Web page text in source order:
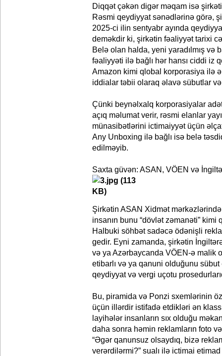
Diqqət çəkən digər məqam isə
Rəsmi qeydiyyat sənədlərinə görə,
2025-ci ilin sentyabr ayında
deməkdir ki, şirkətin fəaliyyət tarixi
Belə olan halda, yeni yaradılmış və
fəaliyyəti ilə bağlı hər hansı ciddi iz
Amazon kimi qlobal korporasiya ilə
iddialar təbii olaraq əlavə sübutlar
Çünki beynəlxalq korporasiyalar
açıq məlumat verir, rəsmi elanlar
münasibətlərini ictimaiyyət üçün
Any Unboxing ilə bağlı isə belə
edilməyib.
Saxta güvən: ASAN, VÖEN və
Şirkətin ASAN Xidmət
insanın bunu “dövlət zəmanəti”
Halbuki söhbət sadəcə ödənişli
gedir. Eyni zamanda, şirkətin
və ya Azərbaycanda VÖEN-ə malik
etibarlı və ya qanuni olduğunu sübut
qeydiyyat və vergi uçotu
Bu, piramida və Ponzi sxemlərinin
üçün illərdir istifadə etdikləri ən
layihələr insanların sıx olduğu
daha sonra həmin reklamların foto
“Əgər qanunsuz olsaydıq, bizə
verərdilərmi?” sualı ilə ictimai etimad